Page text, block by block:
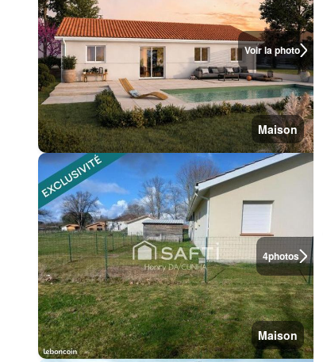
Voir la photo
Maison
4photos
Maison